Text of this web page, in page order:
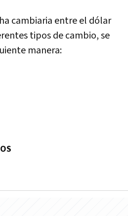
cambiaria entre el dólar
tipos de cambio, se
manera: